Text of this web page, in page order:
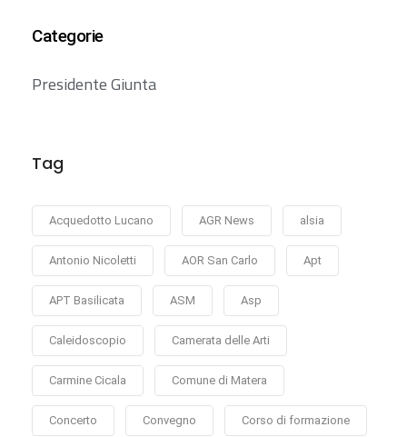
Categorie
Presidente Giunta
Tag
Acquedotto Lucano AGR News alsia
Antonio Nicoletti AOR San Carlo Apt
APT Basilicata ASM Asp
Caleidoscopio Camerata delle Arti
Carmine Cicala Comune di Matera
Concerto Convegno Corso di formazione